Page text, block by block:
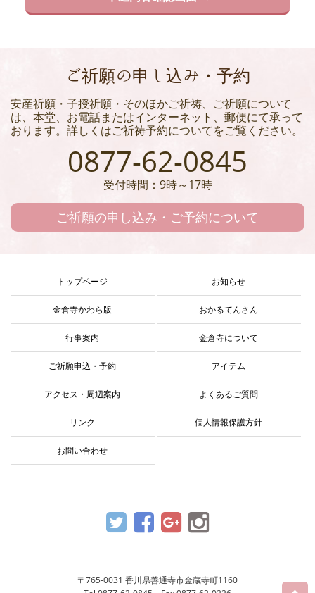
ご祈願の申し込み・予約
安産祈願・子授祈願・そのほかご祈祷、ご祈願について
は、本堂、お電話またはインターネット、郵便にて承って
おります。詳しくはご祈祷予約についてをご覧ください。
0877-62-0845
受付時間：9時～17時
ご祈願の申し込み・ご予約について
トップページ お知らせ
金倉寺かわら版 おかるてんさん
行事案内 金倉寺について
ご祈願申込・予約 アイテム
アクセス・周辺案内 よくあるご質問
リンク 個人情報保護方針
お問い合わせ
〒765-0031 香川県善通寺市金蔵寺町1160